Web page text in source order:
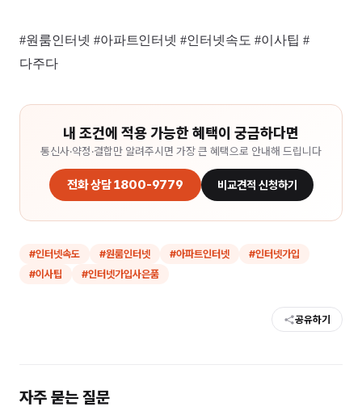
#원룸인터넷 #아파트인터넷 #인터넷속도 #이사팁 #
다주다
내 조건에 적용 가능한 혜택이 궁금하다면
통신사·약정·결합만 알려주시면 가장 큰 혜택으로 안내해 드립니다
전화 상담 1800-9779 비교견적 신청하기
#인터넷속도 #원룸인터넷 #아파트인터넷 #인터넷가입
#이사팁 #인터넷가입사은품
공유하기
자주 묻는 질문